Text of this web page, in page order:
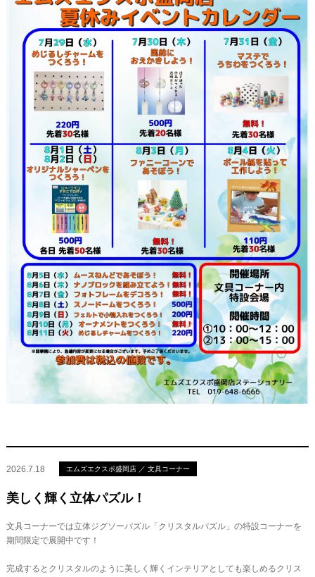
2026.7.18 エムズエクスポ盛岡店 ／ 文具コーナー
美しく輝く立体パズル！
文具コーナーでは立体ジグソーパズル「クリスタルパズル」の特設コーナーを
期間限定で展開中です！
完成するとクリスタルのように美しく輝くインテリアとしても楽しめるクリス